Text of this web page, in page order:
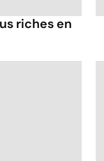
riches en